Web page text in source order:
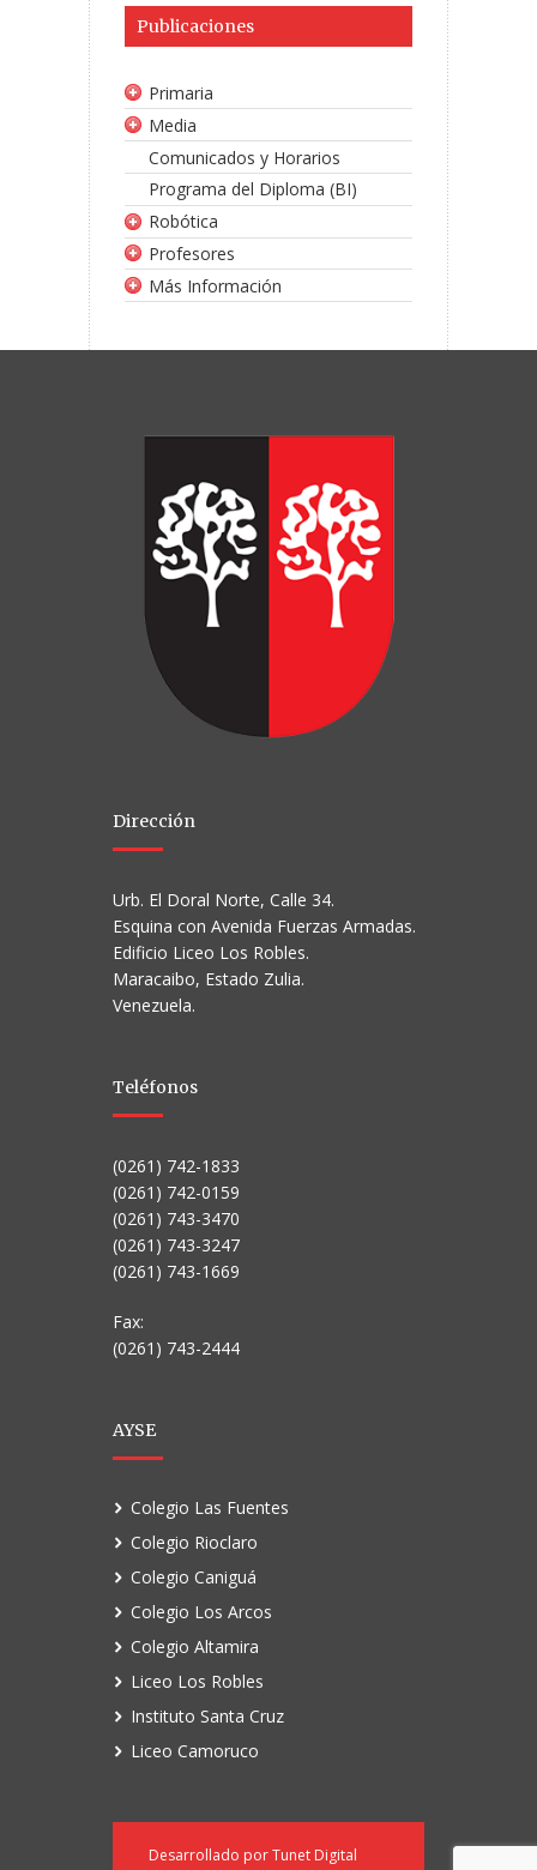
Publicaciones
Primaria
Media
Comunicados y Horarios
Programa del Diploma (BI)
Robótica
Profesores
Más Información
Dirección
Urb. El Doral Norte, Calle 34.
Esquina con Avenida Fuerzas Armadas.
Edificio Liceo Los Robles.
Maracaibo, Estado Zulia.
Venezuela.
Teléfonos
(0261) 742-1833
(0261) 742-0159
(0261) 743-3470
(0261) 743-3247
(0261) 743-1669
Fax:
(0261) 743-2444
AYSE
Colegio Las Fuentes
Colegio Rioclaro
Colegio Caniguá
Colegio Los Arcos
Colegio Altamira
Liceo Los Robles
Instituto Santa Cruz
Liceo Camoruco
Desarrollado porTunet Digital